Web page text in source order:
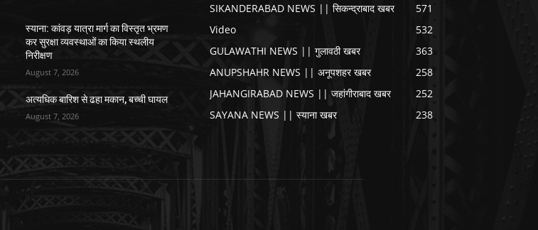
स्याना: कांवड़ यात्रा मार्ग का विस्तृत भ्रमण
कर सुरक्षा व्यवस्थाओं का किया स्थलीय
निरीक्षण
August 7, 2026
अत्यधिक बारिश से ढहा मकान, बच्ची घायल
August 7, 2026
SIKANDERABAD NEWS || सिकन्द्राबाद खबर
571
Video
532
GULAWATHI NEWS || गुलावठी खबर
363
ANUPSHAHR NEWS || अनूपशहर खबर
258
JAHANGIRABAD NEWS || जहांगीराबाद खबर
252
SAYANA NEWS || स्याना खबर
238